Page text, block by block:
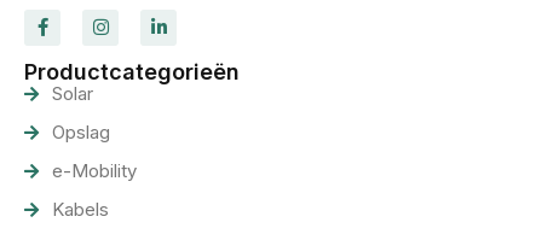
Productcategorieën
Solar
Opslag
e-Mobility
Kabels